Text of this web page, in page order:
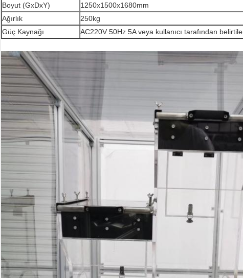
Boyut (GxDxY)
1250x1500x1680mm
Ağırlık
250kg
Güç Kaynağı
AC220V 50Hz 5A veya kullanıcı tarafından